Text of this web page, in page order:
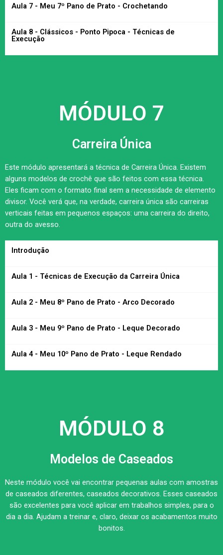
Aula 7 - Meu 7º Pano de Prato - Crochetando
Aula 8 - Clássicos - Ponto Pipoca - Técnicas de
Execução
MÓDULO 7
Carreira Única
Este módulo apresentará a técnica de Carreira Única. Existem
alguns modelos de crochê que são feitos com essa técnica.
Eles ficam com o formato final sem a necessidade de elemento
divisor. Você verá que, na verdade, carreira única são carreiras
verticais feitas em pequenos espaços: uma carreira do direito,
outra do avesso.
Introdução
Aula 1 - Técnicas de Execução da Carreira Única
Aula 2 - Meu 8º Pano de Prato - Arco Decorado
Aula 3 - Meu 9º Pano de Prato - Leque Decorado
Aula 4 - Meu 10º Pano de Prato - Leque Rendado
MÓDULO 8
Modelos de Caseados
Neste módulo você vai encontrar pequenas aulas com amostras
de caseados diferentes, caseados decorativos. Esses caseados
são excelentes para você aplicar em trabalhos simples, para o
dia a dia. Ajudam a treinar e, claro, deixar os acabamentos muito
bonitos.